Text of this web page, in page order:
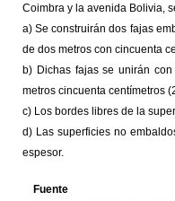
Coimbra y la avenida Bolivia,
a) Se construirán dos fajas
de dos metros con cincuenta
b) Dichas fajas se unirán
metros cincuenta centímetros
c) Los bordes libres de la
d) Las superficies no
espesor.
Fuente